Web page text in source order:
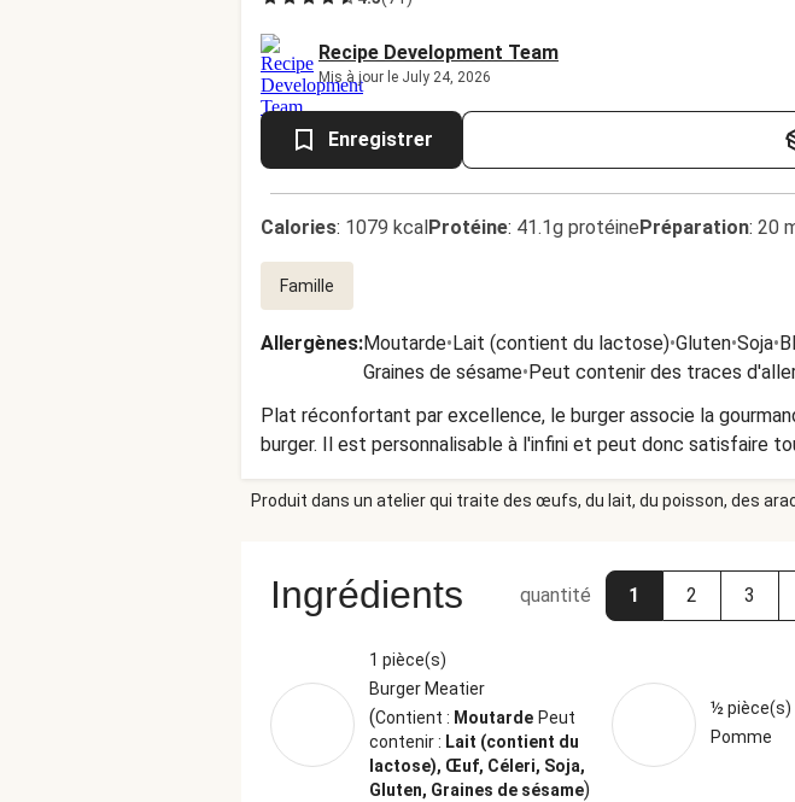
Recipe Development Team
Mis à jour le July 24, 2026
Enregistrer
Calories: 1079 kcalProtéine: 41.1g protéinePréparation: 20
Famille
Allergènes:Moutarde•Lait (contient du lactose)•Gluten•Soja•
Graines de sésame•Peut contenir des traces
Plat réconfortant par excellence, le burger associe la
burger. Il est personnalisable à l'infini et peut donc satisfaire
Produit dans un atelier qui traite des œufs, du lait, du poisson, des
Ingrédients quantité 1 2 3
1 pièce(s)
Burger Meatier
(Contient : Moutarde Peut
contenir : Lait (contient du
lactose), Œuf, Céleri, Soja,
Gluten, Graines de sésame)
½ pièce(s)
Pomme